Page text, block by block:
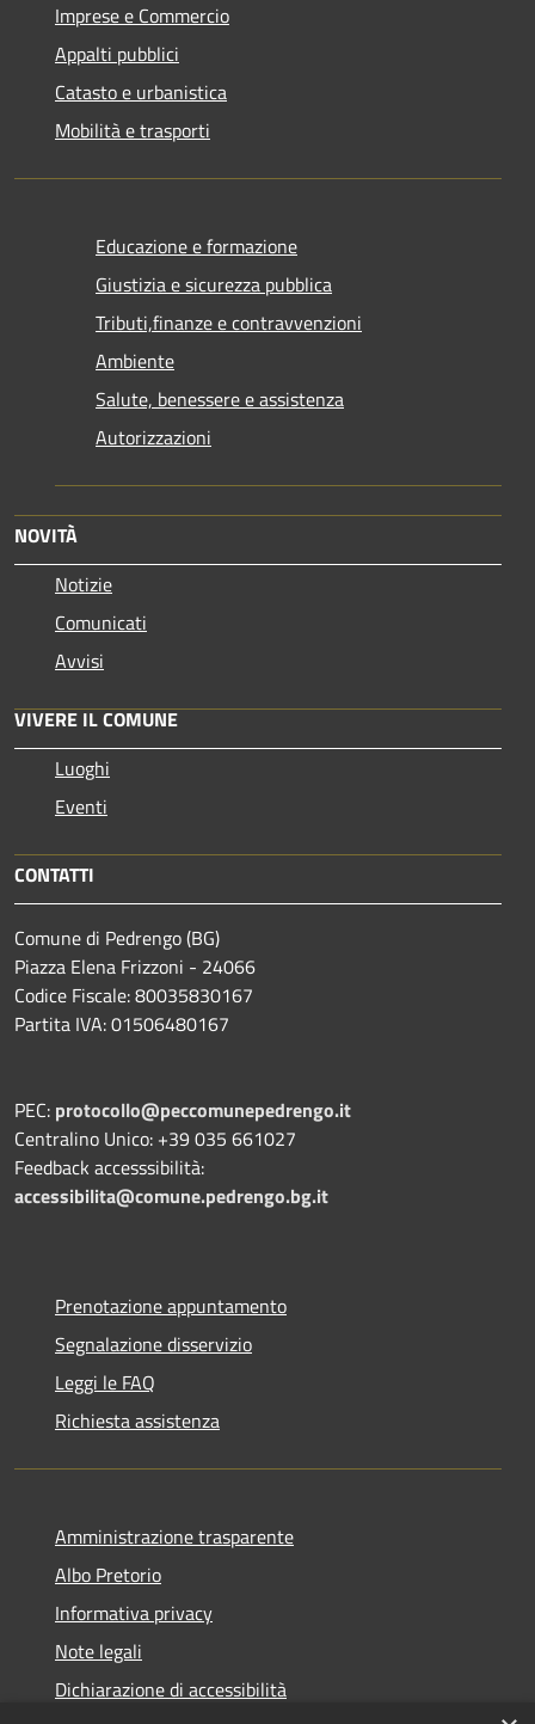
Imprese e Commercio
Appalti pubblici
Catasto e urbanistica
Mobilità e trasporti
Educazione e formazione
Giustizia e sicurezza pubblica
Tributi,finanze e contravvenzioni
Ambiente
Salute, benessere e assistenza
Autorizzazioni
NOVITÀ
Notizie
Comunicati
Avvisi
VIVERE IL COMUNE
Luoghi
Eventi
CONTATTI
Comune di Pedrengo (BG)
Piazza Elena Frizzoni - 24066
Codice Fiscale: 80035830167
Partita IVA: 01506480167
PEC: protocollo@peccomunepedrengo.it
Centralino Unico: +39 035 661027
Feedback accesssibilità:
accessibilita@comune.pedrengo.bg.it
Prenotazione appuntamento
Segnalazione disservizio
Leggi le FAQ
Richiesta assistenza
Amministrazione trasparente
Albo Pretorio
Informativa privacy
Note legali
Dichiarazione di accessibilità